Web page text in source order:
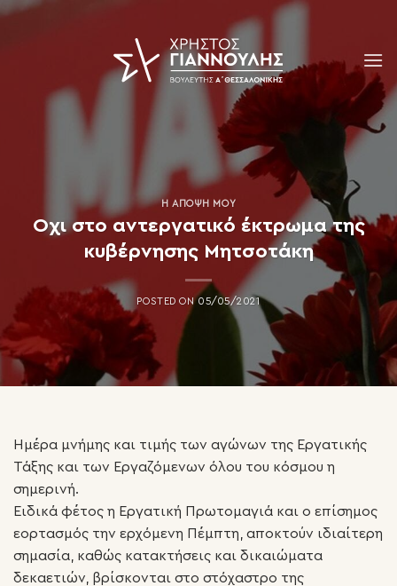
Skip
Η ΆΠΟΨΗ ΜΟΥ
Οχι στο αντεργατικό έκτρωμα της
κυβέρνησης Μητσοτάκη
POSTED ON05/05/2021
Ημέρα μνήμης και τιμής των αγώνων της Εργατικής
Τάξης και των Εργαζόμενων όλου του κόσμου η
σημερινή.
Ειδικά φέτος η Εργατική Πρωτομαγιά και ο επίσημος
εορτασμός την ερχόμενη Πέμπτη, αποκτούν ιδιαίτερη
σημασία, καθώς κατακτήσεις και δικαιώματα
δεκαετιών, βρίσκονται στο στόχαστρο της